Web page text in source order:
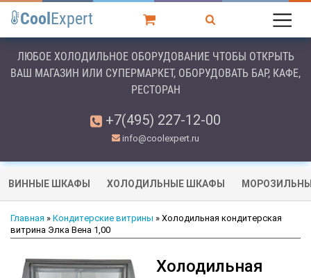
Cool Expert
ЛЮБОЕ ХОЛОДИЛЬНОЕ ОБОРУДОВАНИЕ ЧТОБЫ ОТКРЫТЬ
ВАШ МАГАЗИН ИЛИ СУПЕРМАРКЕТ, ОБОРУДОВАТЬ БАР, КАФЕ,
РЕСТОРАН
+7(495) 227-12-00
info@coolexpert.ru
ВИННЫЕ ШКАФЫ ХОЛОДИЛЬНЫЕ ШКАФЫ
Главная » Кондитерские витрины » Холодильная кондитерская
витрина Элка Вена 1,00
Холодильная